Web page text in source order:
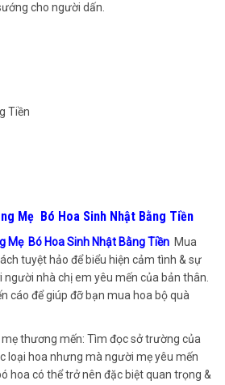
cho người dấn.
Mẹ Bó Hoa Sinh Nhật Bằng Tiền
Mẹ Bó Hoa Sinh Nhật Bằng Tiền Mua
tuyệt hảo để biểu hiện cảm tình & sự
người nhà chị em yêu mến của bản thân.
cáo để giúp đỡ bạn mua hoa bộ quà
thương mến: Tìm đọc sở trường của
loại hoa nhưng mà người mẹ yêu mến
hoa có thể trở nên đặc biệt quan trọng &